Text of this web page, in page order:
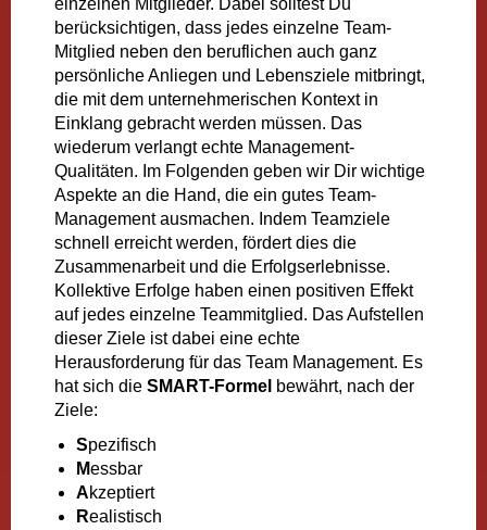
einzelnen Mitglieder. Dabei solltest Du
berücksichtigen, dass jedes einzelne Team-
Mitglied neben den beruflichen auch ganz
persönliche Anliegen und Lebensziele mitbringt,
die mit dem unternehmerischen Kontext in
Einklang gebracht werden müssen. Das
wiederum verlangt echte Management-
Qualitäten. Im Folgenden geben wir Dir wichtige
Aspekte an die Hand, die ein gutes Team-
Management ausmachen. Indem Teamziele
schnell erreicht werden, fördert dies die
Zusammenarbeit und die Erfolgserlebnisse.
Kollektive Erfolge haben einen positiven Effekt
auf jedes einzelne Teammitglied. Das Aufstellen
dieser Ziele ist dabei eine echte
Herausforderung für das Team Management. Es
hat sich die SMART-Formel bewährt, nach der
Ziele:
Spezifisch
Messbar
Akzeptiert
Realistisch